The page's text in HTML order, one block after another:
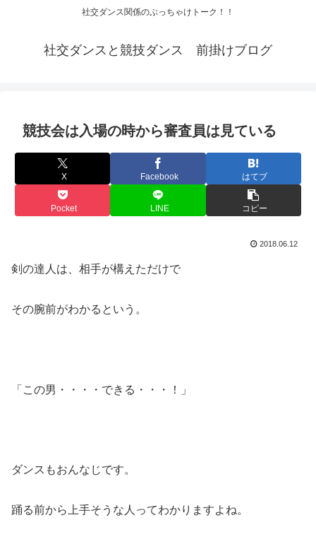
社交ダンス関係のぶっちゃけトーク！！
社交ダンスと競技ダンス 前掛けブログ
競技会は入場の時から審査員は見ている
X Facebook はてブ
Pocket LINE コピー
2018.06.12
剣の達人は、相手が構えただけで
その腕前がわかるという。
「この男・・・・できる・・・！」
ダンスもおんなじです。
踊る前から上手そうな人ってわかりますよね。